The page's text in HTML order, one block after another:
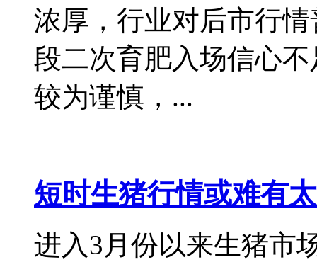
浓厚，行业对后市行
段二次育肥入场信心
较为谨慎，...
短时生猪行情或难有
进入3月份以来生猪市